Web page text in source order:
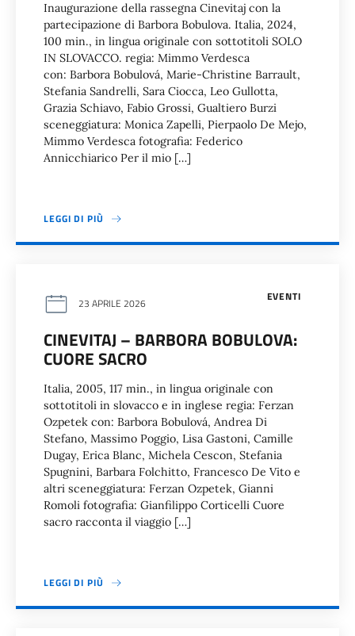
Inaugurazione della rassegna Cinevitaj con la
partecipazione di Barbora Bobulova. Italia, 2024,
100 min., in lingua originale con sottotitoli SOLO
IN SLOVACCO. regia: Mimmo Verdesca
con: Barbora Bobulová, Marie-Christine Barrault,
Stefania Sandrelli, Sara Ciocca, Leo Gullotta,
Grazia Schiavo, Fabio Grossi, Gualtiero Burzi
sceneggiatura: Monica Zapelli, Pierpaolo De Mejo,
Mimmo Verdesca fotografia: Federico
Annicchiarico Per il mio […]
LEGGI DI PIÙ
EVENTI
23 APRILE 2026
CINEVITAJ – BARBORA BOBULOVA:
CUORE SACRO
Italia, 2005, 117 min., in lingua originale con
sottotitoli in slovacco e in inglese regia: Ferzan
Ozpetek con: Barbora Bobulová, Andrea Di
Stefano, Massimo Poggio, Lisa Gastoni, Camille
Dugay, Erica Blanc, Michela Cescon, Stefania
Spugnini, Barbara Folchitto, Francesco De Vito e
altri sceneggiatura: Ferzan Ozpetek, Gianni
Romoli fotografia: Gianfilippo Corticelli Cuore
sacro racconta il viaggio […]
LEGGI DI PIÙ